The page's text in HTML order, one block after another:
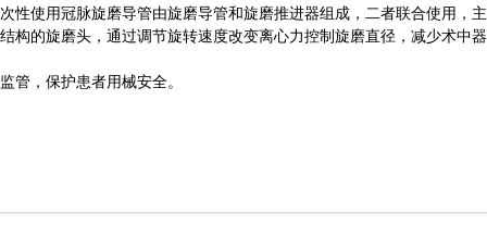
使用冠脉旋磨导管由旋磨导管和旋磨推进器组成，二者联合使用，
构的旋磨头，通过调节旋转速度改变离心力控制旋磨直径，减少术中
，保护患者用械安全。